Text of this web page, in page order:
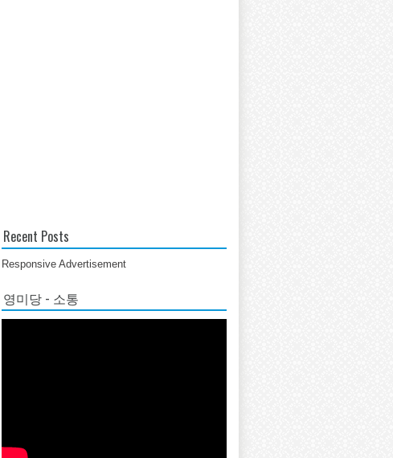
Recent Posts
Responsive Advertisement
영미당 - 소통